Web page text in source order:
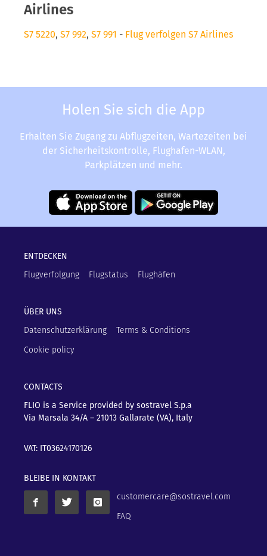
Airlines
S7 5220, S7 992, S7 991 - Flug verfolgen S7 Airlines
Holen Sie sich die App
Erhalten Sie Zugang zu Abflugzeiten, Wartezeiten bei
der Sicherheitskontrolle, Flughafen-WLAN,
Parkplätzen und mehr.
ENTDECKEN
Flugverfolgung
Flugstatus Flughäfen
ÜBER UNS
Datenschutzerklärung
Terms & Conditions
Cookie policy
CONTACTS
FLIO is a Service provided by sostravel S.p.a
Via Marsala 34/A – 21013 Gallarate (VA), Italy
VAT: IT03624170126
BLEIBE IN KONTAKT
customercare@sostravel.com
FAQ